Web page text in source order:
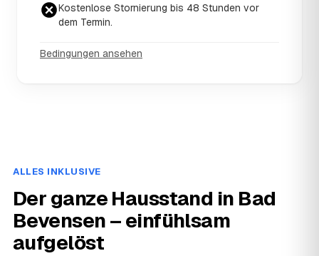
Kostenlose Stornierung bis 48 Stunden vor
dem Termin.
Bedingungen ansehen
ALLES INKLUSIVE
Der ganze Hausstand in Bad
Bevensen – einfühlsam
aufgelöst